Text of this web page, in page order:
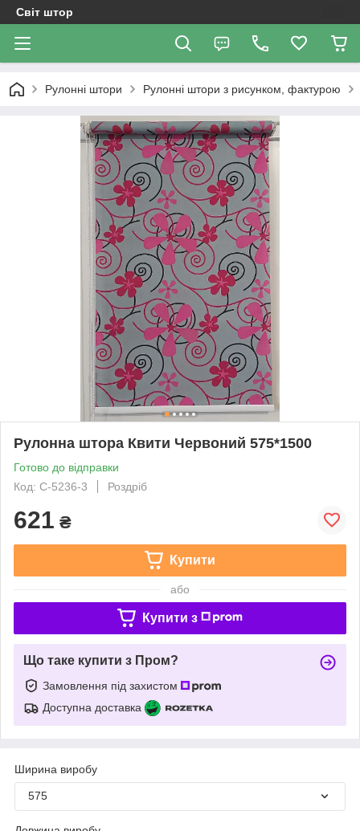
Світ штор
Рулонні штори Рулонні штори з рисунком, фактурою
Рулонна штора Квити Червоний 575*1500
Готово до відправки
Код: С-5236-3
Роздріб
621 ₴
Купити
або
Купити з
Що таке купити з Пром?
Замовлення під захистом
Доступна доставка
Ширина виробу
575